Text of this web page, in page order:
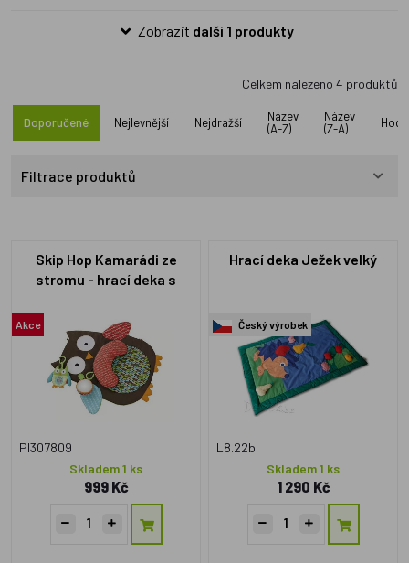
Zobrazit další 1 produkty
Celkem nalezeno 4 produktů
Doporučené Nejlevnější Nejdražší
Název
(A-Z)
Název
(Z-A)
Filtrace produktů
Skip Hop Kamarádi ze
stromu - hrací deka s
Akce
PI307809
Skladem 1 ks
999 Kč
Hrací deka Ježek velký
Český výrobek
L8.22b
Skladem 1 ks
1 290 Kč